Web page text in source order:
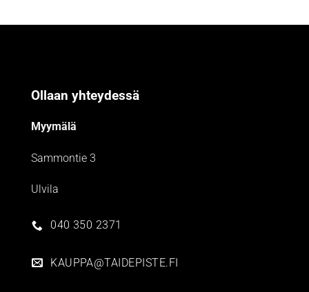
Ollaan yhteydessä
Myymälä
Sammontie 3
Ulvila
040 350 2371
KAUPPA@TAIDEPISTE.FI